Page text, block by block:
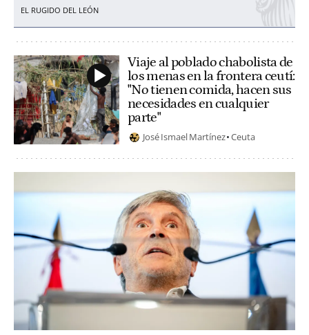
EL RUGIDO DEL LEÓN
Viaje al poblado chabolista de
los menas en la frontera ceutí:
"No tienen comida, hacen sus
necesidades en cualquier
parte"
José Ismael Martínez Ceuta